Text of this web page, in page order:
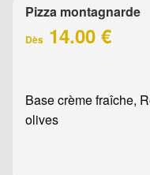
Pizza montagnarde
Dès 14.00 €
Base crème fraîche,
olives